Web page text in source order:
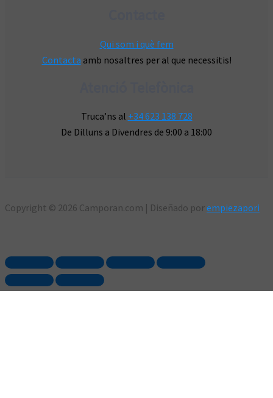
Qui som i què fem
Contacta amb nosaltres per al que necessitis!
Truca’ns al +34 623 138 728
De Dilluns a Divendres de 9:00 a 18:00
Copyright © 2026 Camporan.com | Diseñado porempiezapori